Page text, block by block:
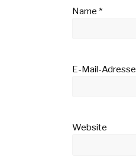
Name *
E-Mail-Adresse
Website